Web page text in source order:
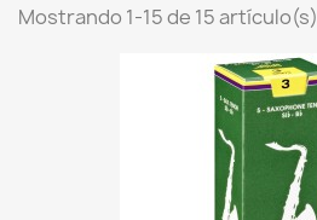
Mostrando 1-15 de 15 artículo(s)